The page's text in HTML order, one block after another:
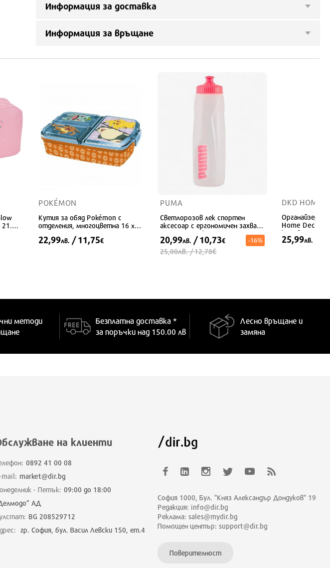
Информация за доставка
Информация за връщане
x
POKÉMON
Кутия за обяд Pokémon с
отделения, многоцветна 16 x 6
22,99лв. / 11,75€
PUMA
Светлорозов лек спортен
аксесоар с ергономичен захват
и уплътнено капаче
20,99лв. / 10,73€
25,00лв./ 12,78€
-16%
DKD HOME
Органайзер
Home Decor -
кафяво-черен
x 18 x 6 см
25,99лв.
методи
Безплатна доставка *
за поръчки над 150.00 лв
Лесно връщане и
замяна
на клиенти
0892 41 00 08
mail: market@dir.bg
- Петък: 09:00 до 18:00
АД
BG 208529712
гр. София, бул. Васил Левски 150, ет.4
София 1000, Бул. "Княз Александър Дондуков" 19
Редакция: info@dir.bg
Реклама: sales@mydir.bg
Помощен център: support@dir.bg
Поверителност